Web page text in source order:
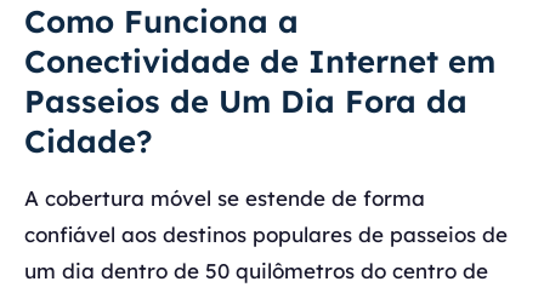
Como Funciona a
Conectividade de Internet em
Passeios de Um Dia Fora da
Cidade?
A cobertura móvel se estende de forma
confiável aos destinos populares de passeios de
um dia dentro de 50 quilômetros do centro de